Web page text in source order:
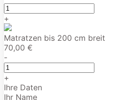
+
Matratzen bis 200 cm breit
70,00 €
-
+
Ihre Daten
Ihr Name